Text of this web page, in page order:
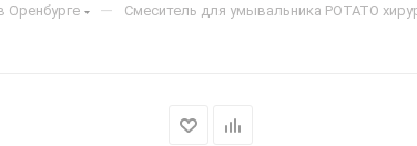
Оренбурге — Смеситель для умывальника POTATO